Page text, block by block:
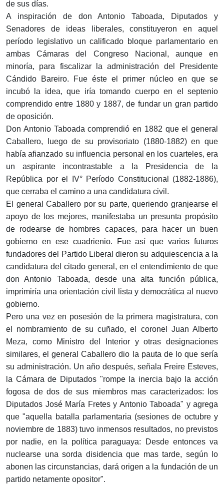
de sus días.
A inspiración de don Antonio Taboada, Diputados y
Senadores de ideas liberales, constituyeron en aquel
período legislativo un calificado bloque parlamentario en
ambas Cámaras del Congreso Nacional, aunque en
minoría, para fiscalizar la administración del Presiden­te
Cándido Bareiro. Fue éste el primer núcleo en que se
incubó la idea, que iría tomando cuerpo en el septenio
comprendido entre 1880 y 1887, de fundar un gran par­tido
de oposición.
Don Antonio Taboada comprendió en 1882 que el ge­neral
Caballero, luego de su provisoriato (1880-1882) en que
había afianzado su influencia personal en los cuar­teles, era
un aspirante incontrastable a la Presidencia de la
República por el IV° Período Constitucional (1882­-1886),
que cerraba el camino a una candidatura civil.
El general Caballero por su parte, queriendo gran­jearse el
apoyo de los mejores, manifestaba un presunta propósito
de rodearse de hombres capaces, para hacer un buen
gobierno en ese cuadrienio. Fue así que varios futuros
fundadores del Partido Liberal dieron su adquies­cencia a la
candidatura del citado general, en el en­tendimiento de que
don Antonio Taboada, desde una alta función pública,
imprimiría una orientación civil ­lista y democrática al nuevo
gobierno.
Pero una vez en posesión de la primera magistratura, con
el nombramiento de su cuñado, el coronel Juan Alberto
Meza, como Ministro del Interior y otras designaciones
similares, el general Caballero dio la pauta de lo que sería
su administración. Un año después, se­ñala Freire Esteves,
la Cámara de Diputados "rompe la inercia bajo la acción
fogosa de dos de sus miembros mas caracterizados: los
Diputados José María Fretes y Antonio Taboada" y agrega
que "aquella batalla par­lamentaria (sesiones de octubre y
noviembre de 1883) tuvo inmensos resultados, no previstos
por nadie, en la política paraguaya: Desde entonces va
nuclearse una sorda disidencia que mas tarde, según lo
abonen las circunstancias, dará origen a la fundación de un
partido netamente opositor".